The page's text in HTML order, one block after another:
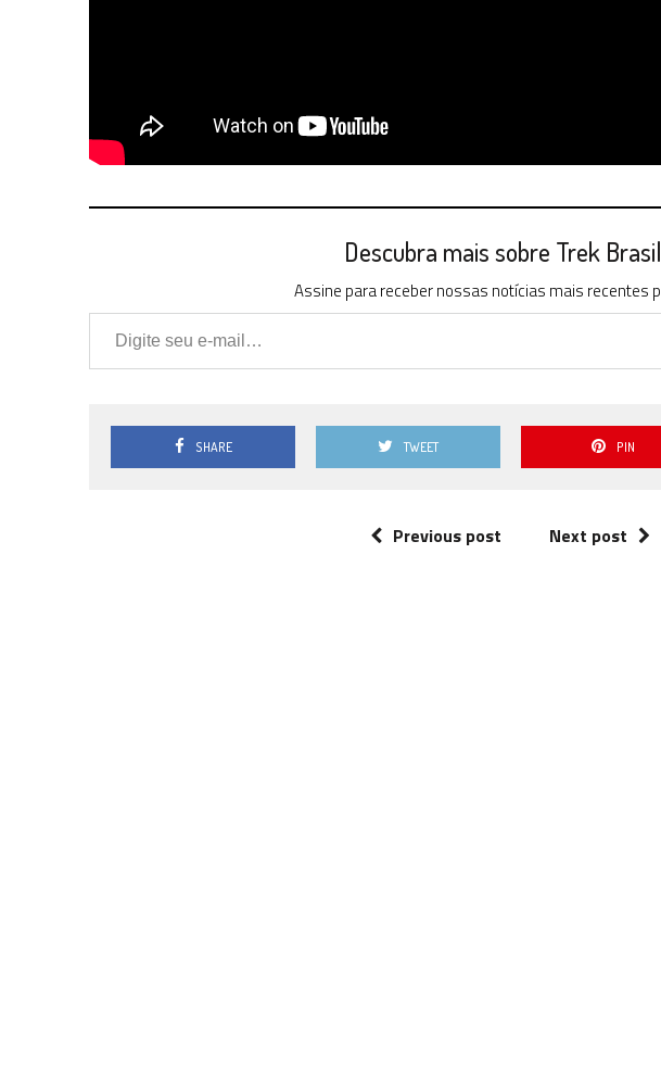
Descubra mais sobre Trek
Assine para receber nossas notícias mais recentes
Digite seu e-mail…
SHARE TWEET PIN
Previous post Next post